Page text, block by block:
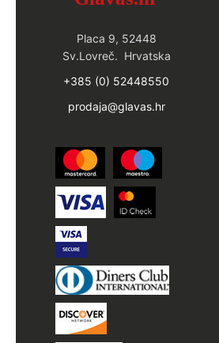
Placa 9, 52448
Sv.Lovreč. Hrvatska
+385 (0) 52448550
prodaja@glavas.hr